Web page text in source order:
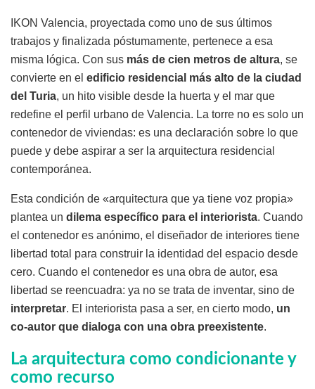
IKON Valencia, proyectada como uno de sus últimos
trabajos y finalizada póstumamente, pertenece a esa
misma lógica. Con sus más de cien metros de altura, se
convierte en el edificio residencial más alto de la ciudad
del Turia, un hito visible desde la huerta y el mar que
redefine el perfil urbano de Valencia. La torre no es solo un
contenedor de viviendas: es una declaración sobre lo que
puede y debe aspirar a ser la arquitectura residencial
contemporánea.
Esta condición de «arquitectura que ya tiene voz propia»
plantea un dilema específico para el interiorista. Cuando
el contenedor es anónimo, el diseñador de interiores tiene
libertad total para construir la identidad del espacio desde
cero. Cuando el contenedor es una obra de autor, esa
libertad se reencuadra: ya no se trata de inventar, sino de
interpretar. El interiorista pasa a ser, en cierto modo, un
co-autor que dialoga con una obra preexistente.
La arquitectura como condicionante y
como recurso